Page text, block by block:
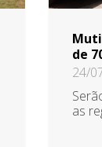
de
24/
as